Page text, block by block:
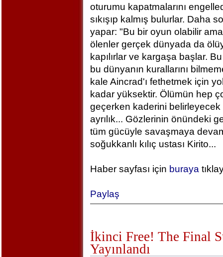
oturumu kapatmalarını
sıkışıp kalmış bulurlar. Daha
yapar: "Bu bir oyun olabilir
ölenler gerçek dünyada da
kapılırlar ve kargaşa başlar.
bu dünyanın kurallarını
kale Aincrad'ı fethetmek için
kadar yüksektir. Ölümün hep
geçerken kaderini belirleyecek
ayrılık... Gözlerinin önündeki
tüm gücüyle savaşmaya
soğukkanlı kılıç ustası Kirito...
Haber sayfası için buraya
Paylaş
İkinci Free! The Final
Yayınlandı